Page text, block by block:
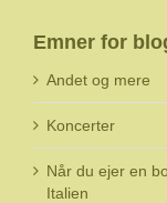
Emner for
Andet og mere
Koncerter
Når du ejer en
Italien